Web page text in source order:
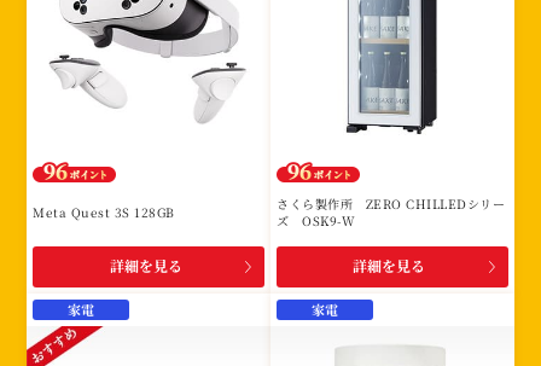
Meta Quest 3S 128GB
詳細を見る
さくら製作所 ZERO CHILLEDシリー
ズ OSK9-W
詳細を見る
家電 家電